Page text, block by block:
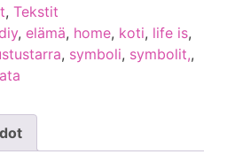
, Tekstit
, elämä, home, koti, life is,
, symboli, symbolit,,